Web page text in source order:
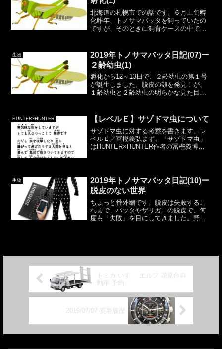
北海道の札幌市での話です。６月上旬孵
化昨年、トノサマバッタを飼っていたの
ですが、そのときに飼育ケースの中で卵
でも孵化していいように準備して生まれ
るのを待っていました。そ...
生物
2019年トノサマバッタ日記(07)ー
２齢幼虫(1)
孵化から12～13日で、２齢幼虫の第１号
が誕生しました。脱皮の殻を発見！が、
１齢幼虫と２齢幼虫の明らかな見た目の
る個体に出てきてもらいました。体長は
まだ？10mmほどで...
HUNTER×HUNTER 【レベルＥ】サゾドマ虫について
サゾドマ虫に対する考察を書きます。レ
ベルＥ／冨樫義弘まず、「サゾドマ虫」
はHUNTER×HUNTER作者の冨樫義博氏
から、HUNTER...
生物
2019年トノサマバッタ日記(10)ー
脱皮のない世界
ちょっと番外編です。脱皮は失敗するこ
れまで、バッタやザリガニの脱皮で、何
度も「失敗」を目にしてきました。野生
トミカ いすゞ エルフ 花見台自
動車 予約
2019/07/07 更新履歴